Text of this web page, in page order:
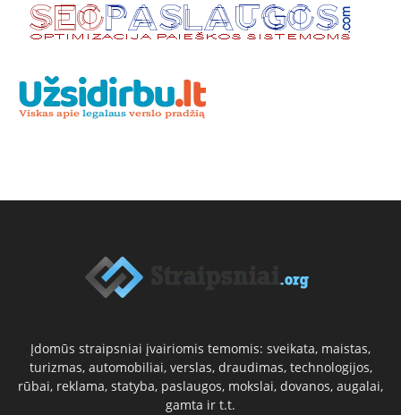
Įdomūs straipsniai įvairiomis temomis: sveikata, maistas,
turizmas, automobiliai, verslas, draudimas, technologijos,
rūbai, reklama, statyba, paslaugos, mokslai, dovanos, augalai,
gamta ir t.t.